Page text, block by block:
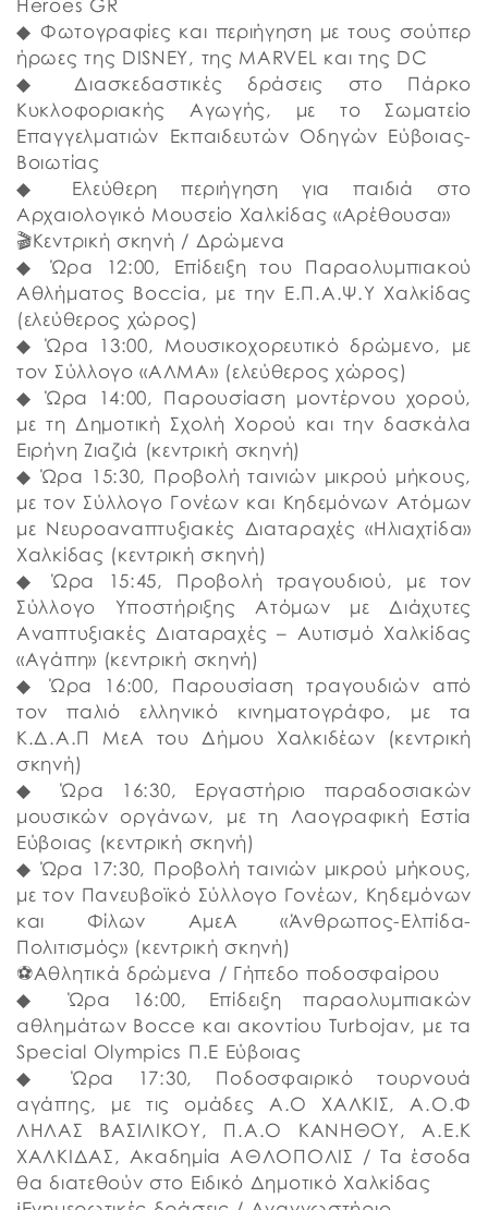
Heroes GR
◆ Φωτογραφίες και περιήγηση με τους σούπερ
ήρωες της DISNEY, της MARVEL και της DC
◆ Διασκεδαστικές δράσεις στο Πάρκο
Κυκλοφοριακής Αγωγής, με το Σωματείο
Επαγγελματιών Εκπαιδευτών Οδηγών Εύβοιας-
Βοιωτίας
◆ Ελεύθερη περιήγηση για παιδιά στο
Αρχαιολογικό Μουσείο Χαλκίδας «Αρέθουσα»
🎬Κεντρική σκηνή / Δρώμενα
◆ Ώρα 12:00, Επίδειξη του Παραολυμπιακού
Αθλήματος Boccia, με την Ε.Π.Α.Ψ.Υ Χαλκίδας
(ελεύθερος χώρος)
◆ Ώρα 13:00, Μουσικοχορευτικό δρώμενο, με
τον Σύλλογο «ΑΛΜΑ» (ελεύθερος χώρος)
◆ Ώρα 14:00, Παρουσίαση μοντέρνου χορού,
με τη Δημοτική Σχολή Χορού και την δασκάλα
Ειρήνη Ζιαζιά (κεντρική σκηνή)
◆ Ώρα 15:30, Προβολή ταινιών μικρού μήκους,
με τον Σύλλογο Γονέων και Κηδεμόνων Ατόμων
με Νευροαναπτυξιακές Διαταραχές «Ηλιαχτίδα»
Χαλκίδας (κεντρική σκηνή)
◆ Ώρα 15:45, Προβολή τραγουδιού, με τον
Σύλλογο Υποστήριξης Ατόμων με Διάχυτες
Αναπτυξιακές Διαταραχές – Αυτισμό Χαλκίδας
«Αγάπη» (κεντρική σκηνή)
◆ Ώρα 16:00, Παρουσίαση τραγουδιών από
τον παλιό ελληνικό κινηματογράφο, με τα
Κ.Δ.Α.Π ΜεΑ του Δήμου Χαλκιδέων (κεντρική
σκηνή)
◆ Ώρα 16:30, Εργαστήριο παραδοσιακών
μουσικών οργάνων, με τη Λαογραφική Εστία
Εύβοιας (κεντρική σκηνή)
◆ Ώρα 17:30, Προβολή ταινιών μικρού μήκους,
με τον Πανευβοϊκό Σύλλογο Γονέων, Κηδεμόνων
και Φίλων ΑμεΑ «Άνθρωπος-Ελπίδα-
Πολιτισμός» (κεντρική σκηνή)
⚽️Αθλητικά δρώμενα / Γήπεδο ποδοσφαίρου
◆ Ώρα 16:00, Επίδειξη παραολυμπιακών
αθλημάτων Bocce και ακοντίου Turbojav, με τα
Special Olympics Π.Ε Εύβοιας
◆ Ώρα 17:30, Ποδοσφαιρικό τουρνουά
αγάπης, με τις ομάδες Α.Ο ΧΑΛΚΙΣ, Α.Ο.Φ
ΛΗΛΑΣ ΒΑΣΙΛΙΚΟΥ, Π.Α.Ο ΚΑΝΗΘΟΥ, Α.Ε.Κ
ΧΑΛΚΙΔΑΣ, Ακαδημία ΑΘΛΟΠΟΛΙΣ / Τα έσοδα
θα διατεθούν στο Ειδικό Δημοτικό Χαλκίδας